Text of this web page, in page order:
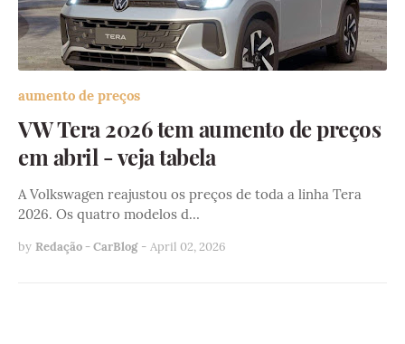
aumento de preços
VW Tera 2026 tem aumento de preços
em abril - veja tabela
A Volkswagen reajustou os preços de toda a linha Tera
2026. Os quatro modelos d…
by Redação - CarBlog - April 02, 2026